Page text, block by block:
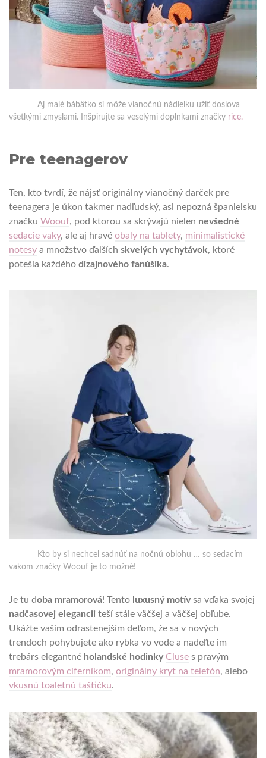
Aj malé bábätko si môže vianočnú nádielku užiť doslova
všetkými zmyslami. Inšpirujte sa veselými doplnkami značky rice.
Pre teenagerov
Ten, kto tvrdí, že nájsť originálny vianočný darček pre
teenagera je úkon takmer nadľudský, asi nepozná španielsku
značku Woouf, pod ktorou sa skrývajú nielen nevšedné
sedacie vaky, ale aj hravé obaly na tablety, minimalistické
notesy a množstvo ďalších skvelých vychytávok, ktoré
potešia každého dizajnového fanúšika.
Kto by si nechcel sadnúť na nočnú oblohu … so sedacím
vakom značky Woouf je to možné!
Je tu doba mramorová! Tento luxusný motív sa vďaka svojej
nadčasovej elegancii teší stále väčšej a väčšej obľube.
Ukážte vašim odrastenejším deťom, že sa v nových
trendoch pohybujete ako rybka vo vode a nadeľte im
trebárs elegantné holandské hodinky Cluse s pravým
mramorovým ciferníkom, originálny kryt na telefón, alebo
vkusnú toaletnú taštičku.